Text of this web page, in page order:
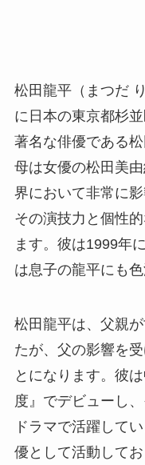
松田龍平（まつだ
に日本の東京都杉
著名な俳優である
母は女優の松田美
界において非常に
その演技力と個性
ます。彼は1999年
は息子の龍平にも
松田龍平は、父親
たが、父の影響を
とになります。彼
度』でデビューし
ドラマで活躍して
優として活動して